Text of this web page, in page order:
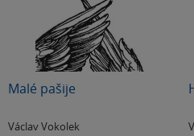
Malé pašije
Václav Vokolek